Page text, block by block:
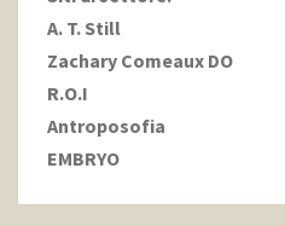
A. T. Still
Zachary Comeaux DO
R.O.I
Antroposofia
EMBRYO